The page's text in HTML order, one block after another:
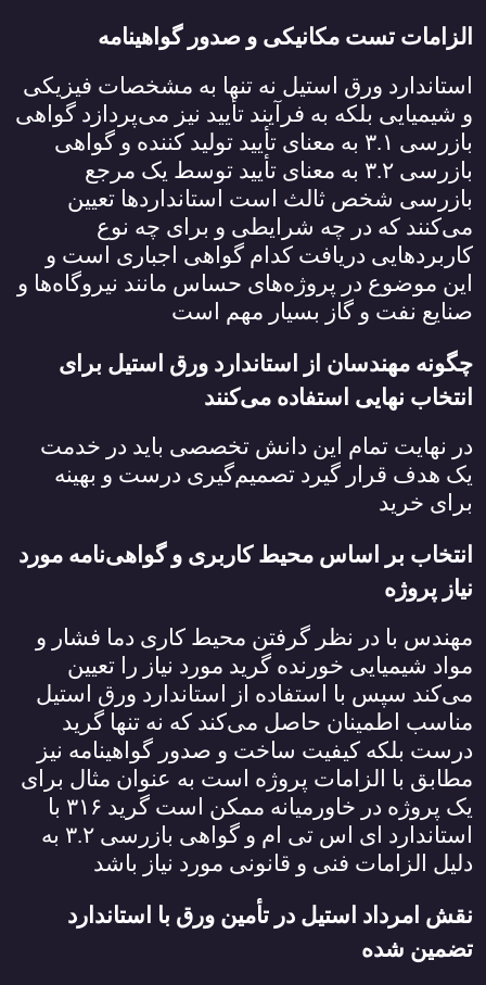
الزامات تست مکانیکی و صدور گواهینامه
استاندارد ورق استیل نه تنها به مشخصات فیزیکی
و شیمیایی بلکه به فرآیند تأیید نیز می‌پردازد گواهی
بازرسی ۳.۱ به معنای تأیید تولید کننده و گواهی
بازرسی ۳.۲ به معنای تأیید توسط یک مرجع
بازرسی شخص ثالث است استانداردها تعیین
می‌کنند که در چه شرایطی و برای چه نوع
کاربردهایی دریافت کدام گواهی اجباری است و
این موضوع در پروژه‌های حساس مانند نیروگاه‌ها و
صنایع نفت و گاز بسیار مهم است
چگونه مهندسان از استاندارد ورق استیل برای
انتخاب نهایی استفاده می‌کنند
در نهایت تمام این دانش تخصصی باید در خدمت
یک هدف قرار گیرد تصمیم‌گیری درست و بهینه
برای خرید
انتخاب بر اساس محیط کاربری و گواهی‌نامه مورد
نیاز پروژه
مهندس با در نظر گرفتن محیط کاری دما فشار و
مواد شیمیایی خورنده گرید مورد نیاز را تعیین
می‌کند سپس با استفاده از استاندارد ورق استیل
مناسب اطمینان حاصل می‌کند که نه تنها گرید
درست بلکه کیفیت ساخت و صدور گواهینامه نیز
مطابق با الزامات پروژه است به عنوان مثال برای
یک پروژه در خاورمیانه ممکن است گرید ۳۱۶ با
استاندارد ای اس تی ام و گواهی بازرسی ۳.۲ به
دلیل الزامات فنی و قانونی مورد نیاز باشد
نقش امرداد استیل در تأمین ورق با استاندارد
تضمین شده